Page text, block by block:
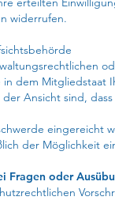
widerrufen.
dem Mitgliedstaat
der Ansicht sind,
der Möglichkeit
Fragen oder